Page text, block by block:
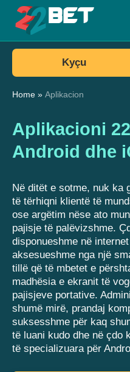
Kyçu
Home » Aplikacion
Aplikacioni
Android dhe
Në ditët e sotme, nuk ka
të tërhiqni klientë të
ose argëtim nëse ato
pajisje të palëvizshme.
disponueshme në
aksesueshme nga një
tillë që të mbetet e
madhësia e ekranit të
pajisjeve portative.
shumë mirë, prandaj
suksesshme për kaq
të luani kudo dhe në çdo
të specializuara për